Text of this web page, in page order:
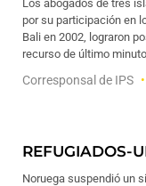
Los abogados de tres
por su participación en
Bali en 2002, lograron
recurso de último
Corresponsal de IPS
REFUGIADOS-
Noruega suspendió un